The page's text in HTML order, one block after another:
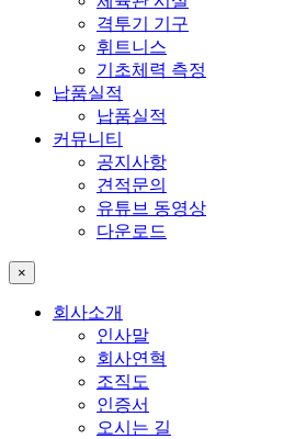
격투기 기구
휘트니스
기초체력 측정
납품실적
납품실적
커뮤니티
공지사항
견적문의
유튜브 동영상
다운로드
×
회사소개
인사말
회사연혁
조직도
인증서
오시는 길